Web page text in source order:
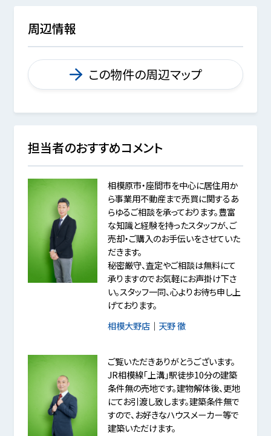
周辺情報
この物件の周辺マップ
担当者のおすすめコメント
相模原市・座間市を中心に居住用か
ら事業用不動産まで売買に関するあ
らゆるご相談を承っております。豊富
な知識と経験を持ったスタッフが、ご
売却・ご購入のお手伝いをさせていた
だきます。
秘密厳守、査定やご相談は無料にて
承りますのでお気軽にお声掛け下さ
い。スタッフ一同、心よりお待ち申し上
げております。
相模大野店｜ 天野 徹
ご覧いただきありがとうございます。
JR相模線「上溝」駅徒歩10分の建築
条件無の売地です。建物解体後、更地
にてお引渡し致します。建築条件無で
すので、お好きなハウスメーカー等で
建築いただけます。